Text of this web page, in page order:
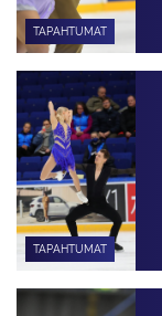
TAPAHTUMAT
TAPAHTUMAT